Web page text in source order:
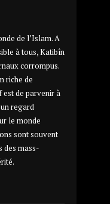
de l’Islam. A
à tous, Katibîn
corrompus.
riche de
est de parvenir à
regard
le monde
sont souvent
des mass-